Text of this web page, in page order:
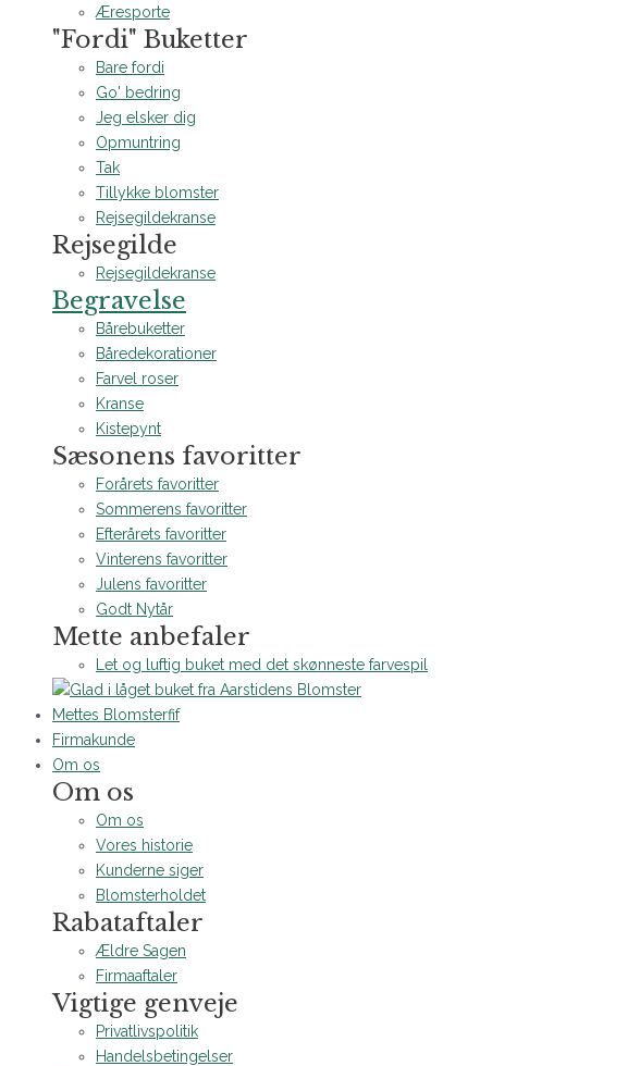
Æresporte
"Fordi" Buketter
Bare fordi
Go' bedring
Jeg elsker dig
Opmuntring
Tak
Tillykke blomster
Rejsegildekranse
Rejsegilde
Rejsegildekranse
Begravelse
Bårebuketter
Båredekorationer
Farvel roser
Kranse
Kistepynt
Sæsonens favoritter
Forårets favoritter
Sommerens favoritter
Efterårets favoritter
Vinterens favoritter
Julens favoritter
Godt Nytår
Mette anbefaler
Let og luftig buket med det skønneste farvespil
Mettes Blomsterfif
Firmakunde
Om os
Om os
Om os
Vores historie
Kunderne siger
Blomsterholdet
Rabataftaler
Ældre Sagen
Firmaaftaler
Vigtige genveje
Privatlivspolitik
Handelsbetingelser